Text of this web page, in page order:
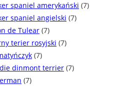
spaniel amerykański (7)
spaniel angielski (7)
de Tulear (7)
terier rosyjski (7)
(7)
dinmont terrier (7)
(7)